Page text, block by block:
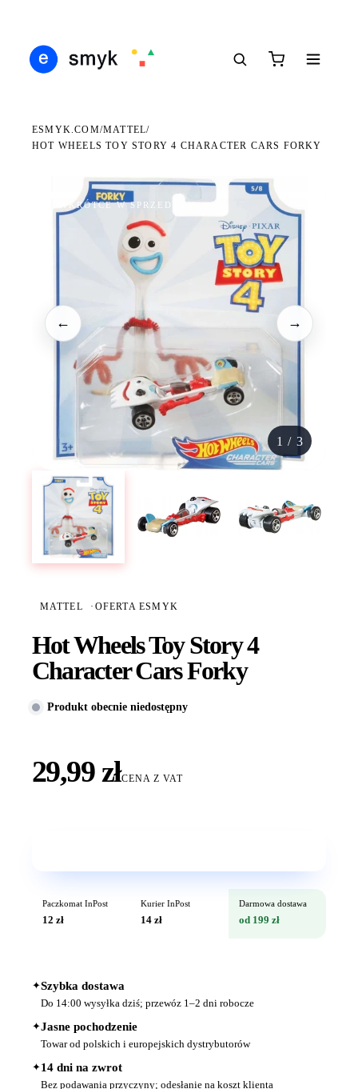
ESMYK.COM/MATTEL/
HOT WHEELS TOY STORY 4 CHARACTER CARS FORKY
WKRÓTCE W SPRZEDAŻY
← →
1 / 3
MATTEL · OFERTA ESMYK
Hot Wheels Toy Story 4
Character Cars Forky
Produkt obecnie niedostępny
29,99 złCENA Z VAT
Paczkomat InPost
12 zł
Kurier InPost
14 zł
Darmowa dostawa
od 199 zł
✦Szybka dostawa
Do 14:00 wysyłka dziś; przewóz 1–2 dni robocze
✦Jasne pochodzenie
Towar od polskich i europejskich dystrybutorów
✦14 dni na zwrot
Bez podawania przyczyny; odesłanie na koszt klienta